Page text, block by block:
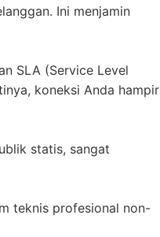
Ini menjamin
SLA (Service Level
koneksi Anda hampir
statis, sangat
teknis profesional non-